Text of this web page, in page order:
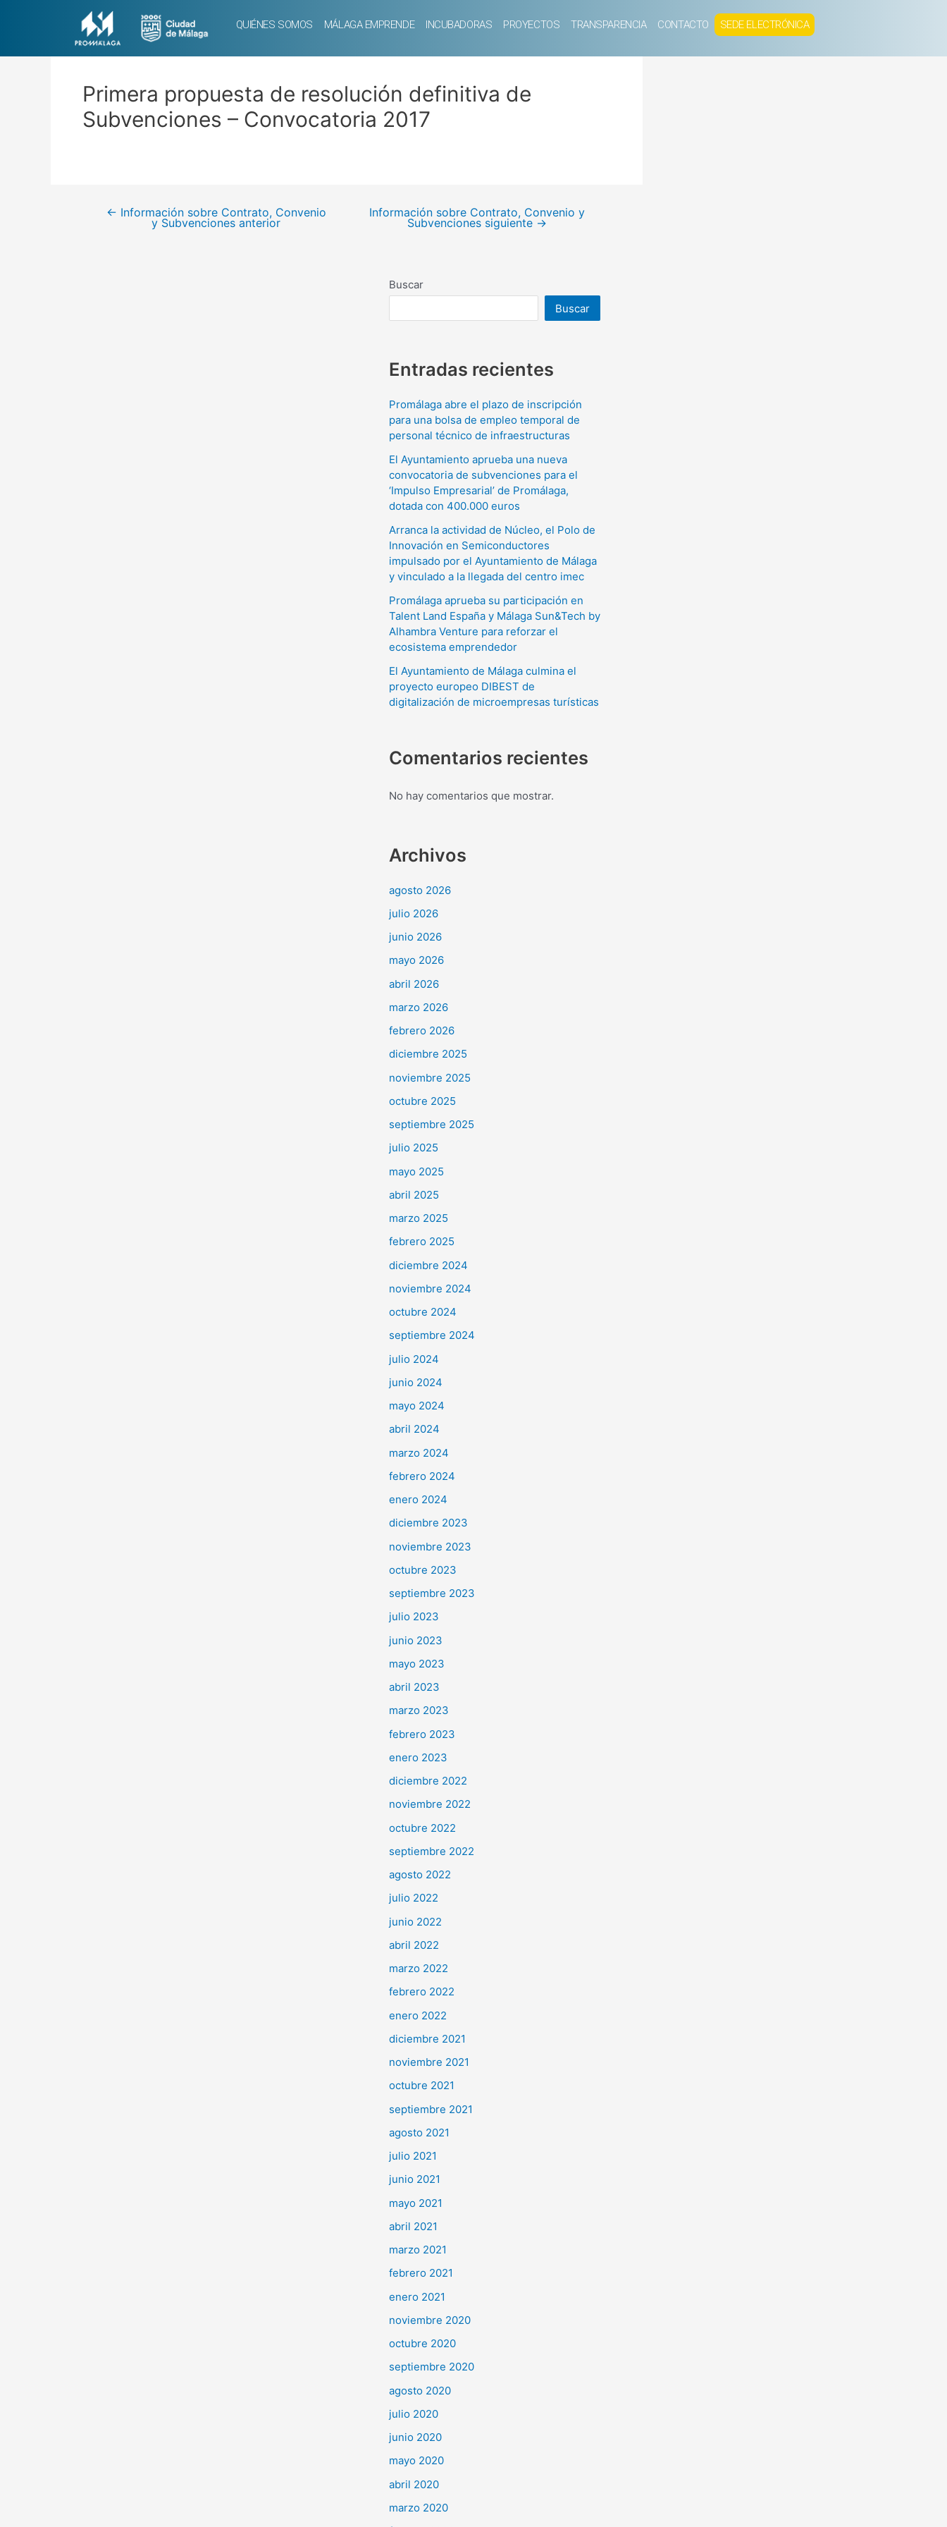
QUIÉNES SOMOS MÁLAGA EMPRENDE INCUBADORAS PROYECTOS TRANSPARENCIA CONTACTO SEDE ELECTRÓNICA
Primera propuesta de resolución definitiva de
Subvenciones – Convocatoria 2017
← Información sobre Contrato, Convenio
y Subvenciones anterior
Información sobre Contrato, Convenio y
Subvenciones siguiente →
Buscar
Buscar
Entradas recientes
Promálaga abre el plazo de inscripción
para una bolsa de empleo temporal de
personal técnico de infraestructuras
El Ayuntamiento aprueba una nueva
convocatoria de subvenciones para el
‘Impulso Empresarial’ de Promálaga,
dotada con 400.000 euros
Arranca la actividad de Núcleo, el Polo de
Innovación en Semiconductores
impulsado por el Ayuntamiento de Málaga
y vinculado a la llegada del centro imec
Promálaga aprueba su participación en
Talent Land España y Málaga Sun&Tech by
Alhambra Venture para reforzar el
ecosistema emprendedor
El Ayuntamiento de Málaga culmina el
proyecto europeo DIBEST de
digitalización de microempresas turísticas
Comentarios recientes
No hay comentarios que mostrar.
Archivos
agosto 2026
julio 2026
junio 2026
mayo 2026
abril 2026
marzo 2026
febrero 2026
diciembre 2025
noviembre 2025
octubre 2025
septiembre 2025
julio 2025
mayo 2025
abril 2025
marzo 2025
febrero 2025
diciembre 2024
noviembre 2024
octubre 2024
septiembre 2024
julio 2024
junio 2024
mayo 2024
abril 2024
marzo 2024
febrero 2024
enero 2024
diciembre 2023
noviembre 2023
octubre 2023
septiembre 2023
julio 2023
junio 2023
mayo 2023
abril 2023
marzo 2023
febrero 2023
enero 2023
diciembre 2022
noviembre 2022
octubre 2022
septiembre 2022
agosto 2022
julio 2022
junio 2022
abril 2022
marzo 2022
febrero 2022
enero 2022
diciembre 2021
noviembre 2021
octubre 2021
septiembre 2021
agosto 2021
julio 2021
junio 2021
mayo 2021
abril 2021
marzo 2021
febrero 2021
enero 2021
noviembre 2020
octubre 2020
septiembre 2020
agosto 2020
julio 2020
junio 2020
mayo 2020
abril 2020
marzo 2020